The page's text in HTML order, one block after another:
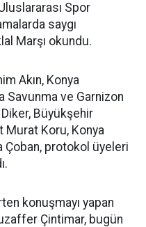
Spor
saygı
Marşı okundu.
Akın, Konya
Savunma ve Garnizon
Büyükşehir
Murat Koru, Konya
Çoban, protokol üyeleri
konuşmayı yapan
Çintimar, bugün